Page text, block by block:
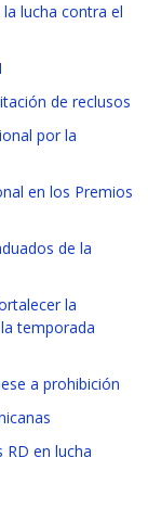
lucha contra el
de reclusos
por la
en los Premios
de la
la
temporada
a prohibición
en lucha